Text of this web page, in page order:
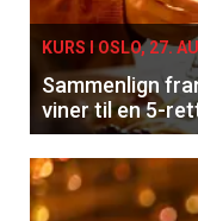
KURS I OSLO, 27.
Sammenlign
viner til en 5-